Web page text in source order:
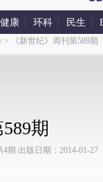
健康 环科 民生
> 《新世纪》周刊第589期
期
期 出版日期：2014-01-27